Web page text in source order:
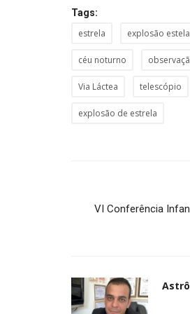
Tags:
estrela explosão
céu noturno
Via Láctea telescópio
explosão de estrela
VI Conferência